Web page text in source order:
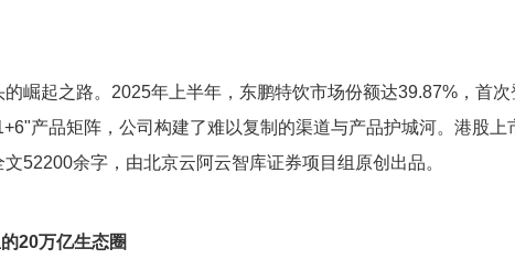
崛起之路。2025年上半年，东鹏特饮市场份额达39.87%，首
产品矩阵，公司构建了难以复制的渠道与产品护城河。港股上
52200余字，由北京云阿云智库证券项目组原创出品。
20万亿生态圈